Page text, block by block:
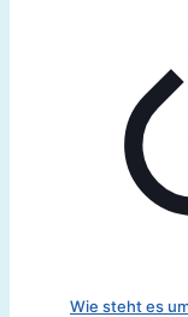
Wie steht es